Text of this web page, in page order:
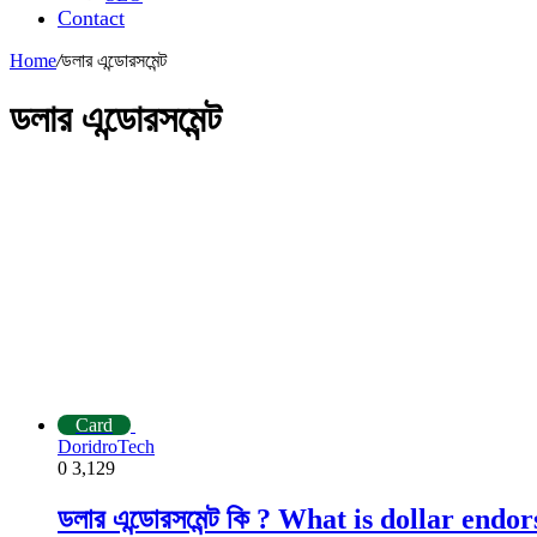
Contact
Home/ডলার এন্ডোরসমেন্ট
ডলার এন্ডোরসমেন্ট
Card
DoridroTech
0 3,129
ডলার এন্ডোরসমেন্ট কি ? What is dollar